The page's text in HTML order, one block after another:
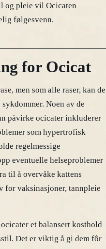
og pleie vil Ocicaten
følgesvenn.
for Ocicat
men som alle raser, kan de
Noen av de
påvirke ocicater inkluderer
som hypertrofisk
regelmessige
eventuelle helseproblemer
til å overvåke kattens
for vaksinasjoner, tannpleie
et balansert kosthold
Det er viktig å gi dem fôr